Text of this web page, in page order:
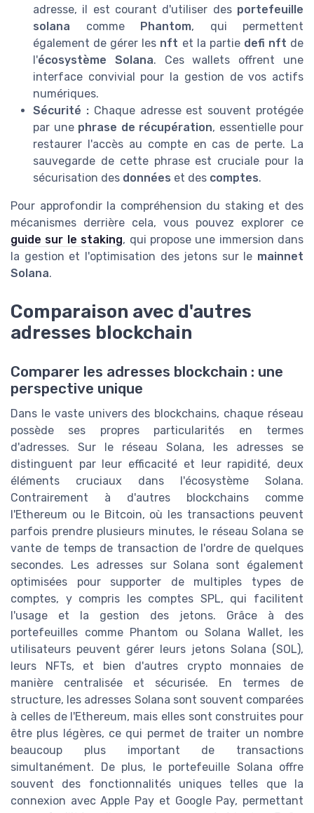
adresse, il est courant d'utiliser des portefeuille
solana comme Phantom, qui permettent
également de gérer les nft et la partie defi nft de
l'écosystème Solana. Ces wallets offrent une
interface convivial pour la gestion de vos actifs
numériques.
Sécurité :Chaque adresse est souvent protégée
par une phrase de récupération, essentielle pour
restaurer l'accès au compte en cas de perte. La
sauvegarde de cette phrase est cruciale pour la
sécurisation des données et des comptes.
Pour approfondir la compréhension du staking et des
mécanismes derrière cela, vous pouvez explorer ce
guide sur le staking, qui propose une immersion dans
la gestion et l'optimisation des jetons sur le mainnet
Solana.
Comparaison avec d'autres
adresses blockchain
Comparer les adresses blockchain : une
perspective unique
Dans le vaste univers des blockchains, chaque réseau
possède ses propres particularités en termes
d'adresses. Sur le réseau Solana, les adresses se
distinguent par leur efficacité et leur rapidité, deux
éléments cruciaux dans l'écosystème Solana.
Contrairement à d'autres blockchains comme
l'Ethereum ou le Bitcoin, où les transactions peuvent
parfois prendre plusieurs minutes, le réseau Solana se
vante de temps de transaction de l'ordre de quelques
secondes. Les adresses sur Solana sont également
optimisées pour supporter de multiples types de
comptes, y compris les comptes SPL, qui facilitent
l'usage et la gestion des jetons. Grâce à des
portefeuilles comme Phantom ou Solana Wallet, les
utilisateurs peuvent gérer leurs jetons Solana (SOL),
leurs NFTs, et bien d'autres crypto monnaies de
manière centralisée et sécurisée. En termes de
structure, les adresses Solana sont souvent comparées
à celles de l'Ethereum, mais elles sont construites pour
être plus légères, ce qui permet de traiter un nombre
beaucoup plus important de transactions
simultanément. De plus, le portefeuille Solana offre
souvent des fonctionnalités uniques telles que la
connexion avec Apple Pay et Google Pay, permettant